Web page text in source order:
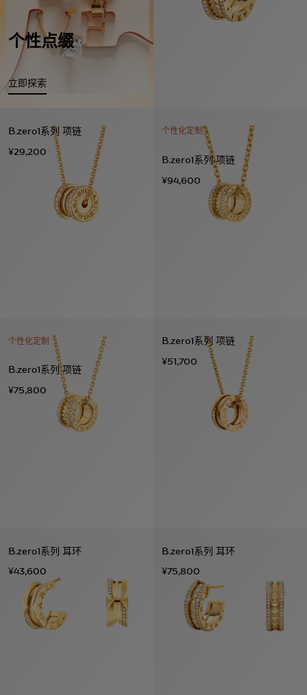
个性点缀
立即探索
B.zero1系列 项链
¥29,200
个性化定制
B.zero1系列 项链
¥94,600
个性化定制
B.zero1系列 项链
¥75,800
B.zero1系列 项链
¥51,700
B.zero1系列 耳环
¥43,600
B.zero1系列 耳环
¥75,800